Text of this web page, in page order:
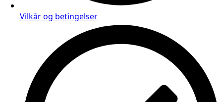
Vilkår og betingelser